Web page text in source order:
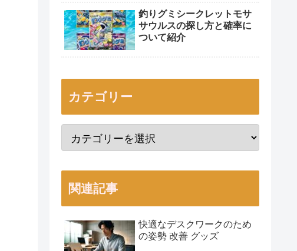
釣りグミシークレットモサ
サウルスの探し方と確率に
ついて紹介
カテゴリー
関連記事
快適なデスクワークのため
の姿勢 改善 グッズ